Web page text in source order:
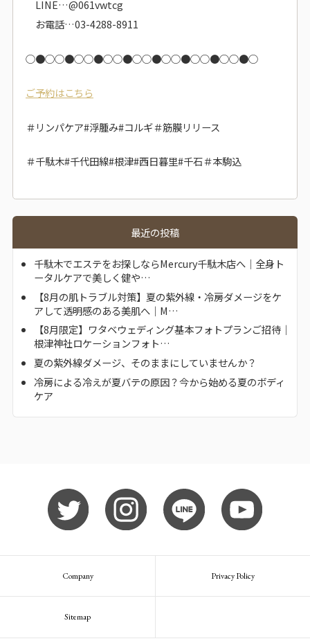
LINE…@061vwtcg
お電話…03-4288-8911
○●○○●○○●○○●○○●○○●○○●○○●○
ご予約はこちら
＃リンパケア#浮腫み#コルギ＃筋膜リリース
＃千駄木#千代田線#根津#西日暮里#千石＃本駒込
最近の投稿
千駄木でエステをお探しならMercury千駄木店へ｜全身ト
ータルケアで美しく健や…
【8月の肌トラブル対策】夏の紫外線・冷房ダメージをケ
アして透明感のある美肌へ｜M…
【8月限定】ワタベウェディング基本フォトプランご招待｜
根津神社ロケーションフォト…
夏の紫外線ダメージ、そのままにしていませんか？
冷房による冷えが夏バテの原因？今から始める夏のボディ
ケア
Company Privacy Policy
Sitemap